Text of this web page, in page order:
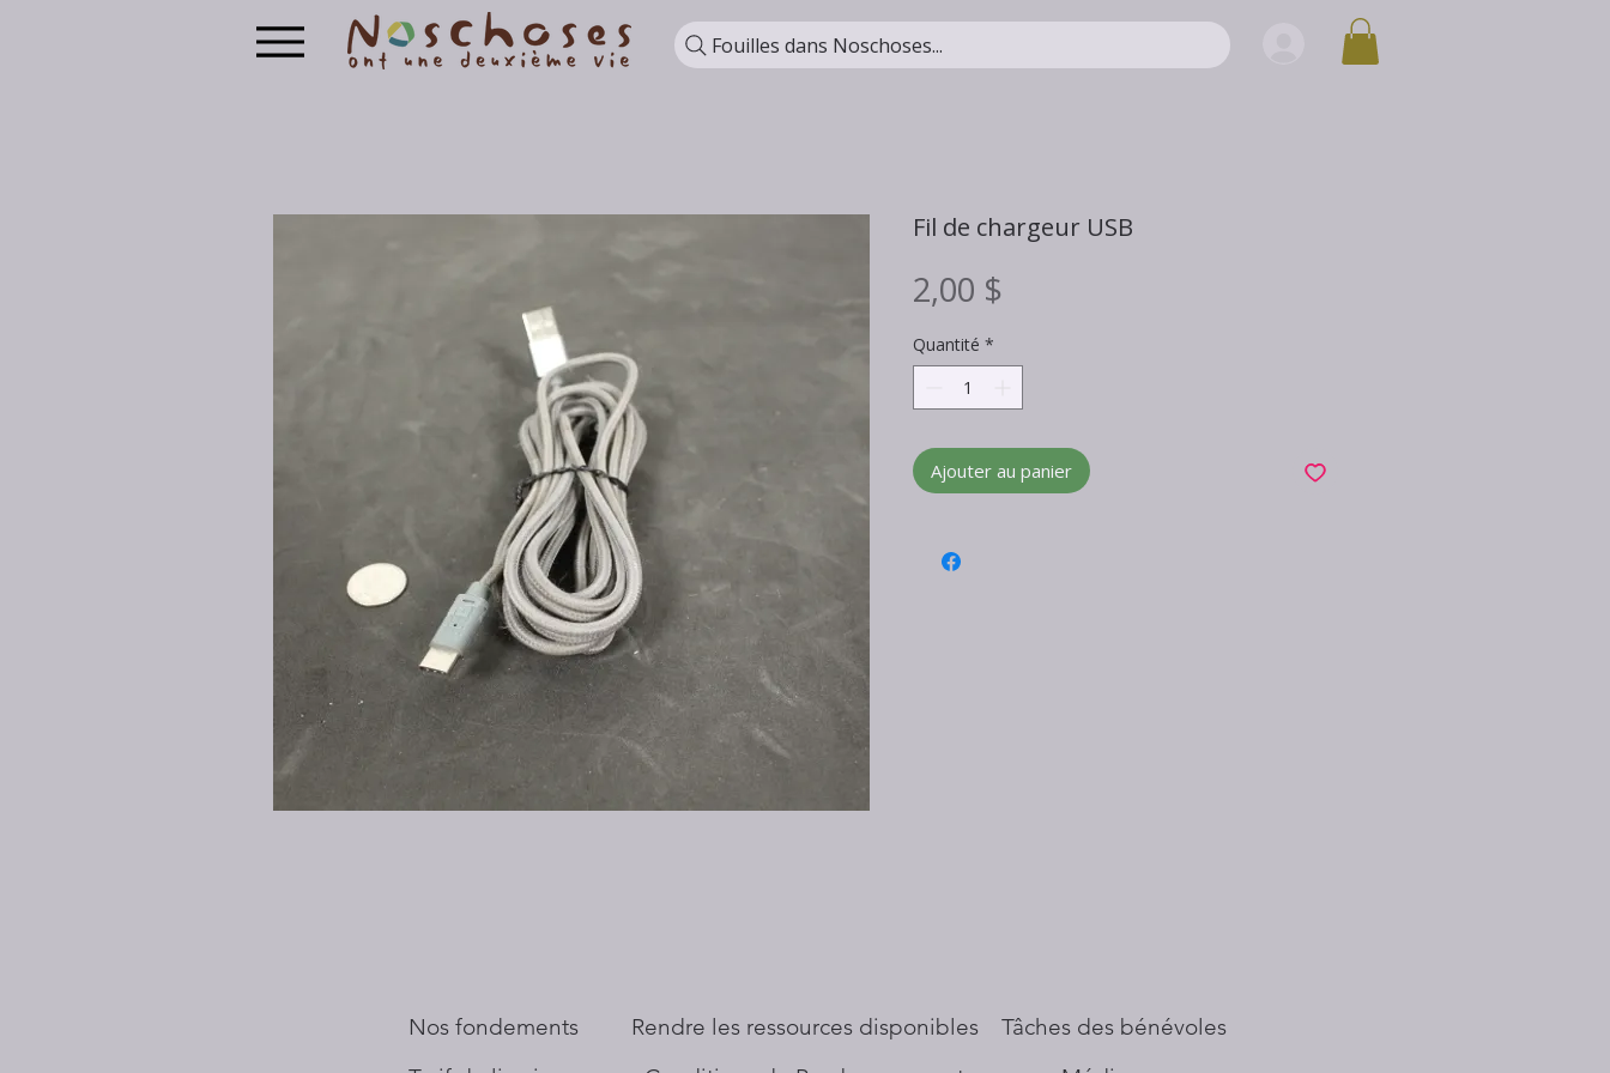
Fouilles dans Noschoses...
Fil de chargeur USB
2,00 $
Quantité *
Ajouter au panier
Nos fondements
​Rendre les ressources disponibles
Tâches des bénévoles